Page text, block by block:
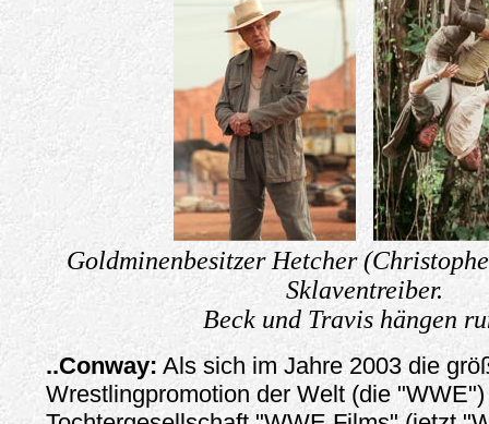
Goldminenbesitzer Hetcher
Sklaventreiber.
Beck und Travis hängen
..Conway: Als sich im Jahre 2003 die
Wrestlingpromotion der Welt (die